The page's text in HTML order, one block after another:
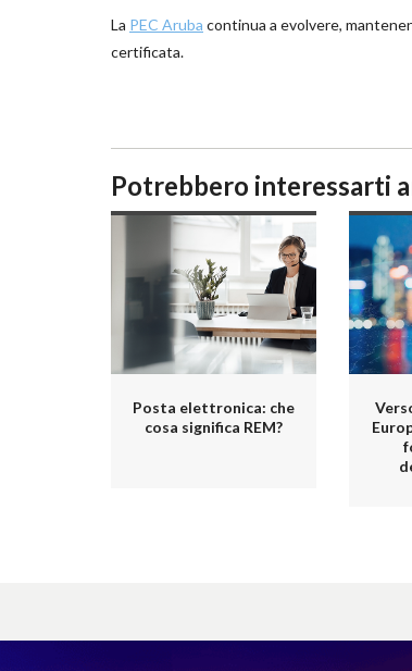
La PEC Aruba continua a evolvere,
certificata.
Potrebbero interessarti
Posta elettronica: che
cosa significa REM?